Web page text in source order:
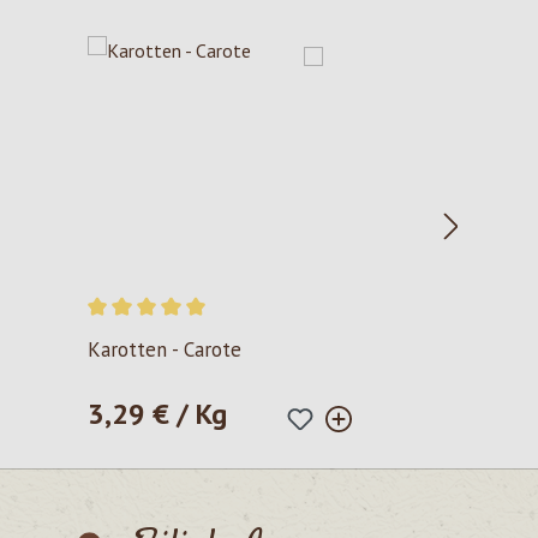
Durchschnittliche Bewertung von 5 von 5 Sternen
Karotten - Carote
Regulärer Preis:
3,29 € / Kg